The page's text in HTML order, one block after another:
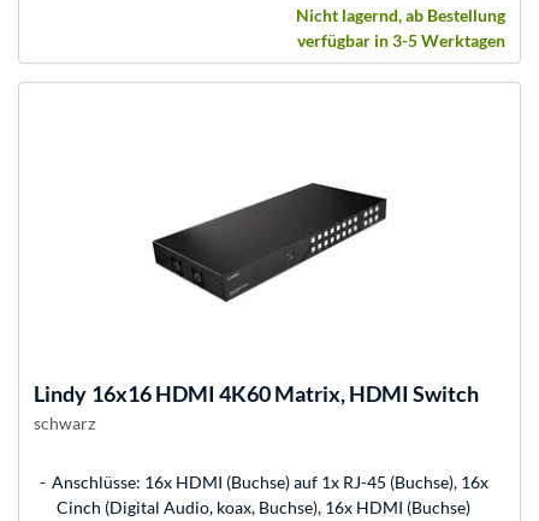
Nicht lagernd, ab Bestellung
verfügbar in 3-5 Werktagen
Lindy 16x16 HDMI 4K60 Matrix, HDMI Switch
schwarz
Anschlüsse: 16x HDMI (Buchse) auf 1x RJ-45 (Buchse), 16x
Cinch (Digital Audio, koax, Buchse), 16x HDMI (Buchse)